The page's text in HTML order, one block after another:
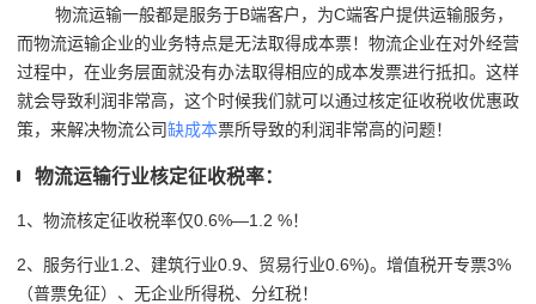
物流运输一般都是服务于B端客户，为C端客户提供运输服务，
而物流运输企业的业务特点是无法取得成本票！物流企业在对外经营
过程中，在业务层面就没有办法取得相应的成本发票进行抵扣。这样
就会导致利润非常高，这个时候我们就可以通过核定征收税收优惠政
策，来解决物流公司缺成本票所导致的利润非常高的问题！
物流运输行业核定征收税率：
1、物流核定征收税率仅0.6%—1.2 %！
2、服务行业1.2、建筑行业0.9、贸易行业0.6%)。增值税开专票3%
（普票免征）、无企业所得税、分红税！